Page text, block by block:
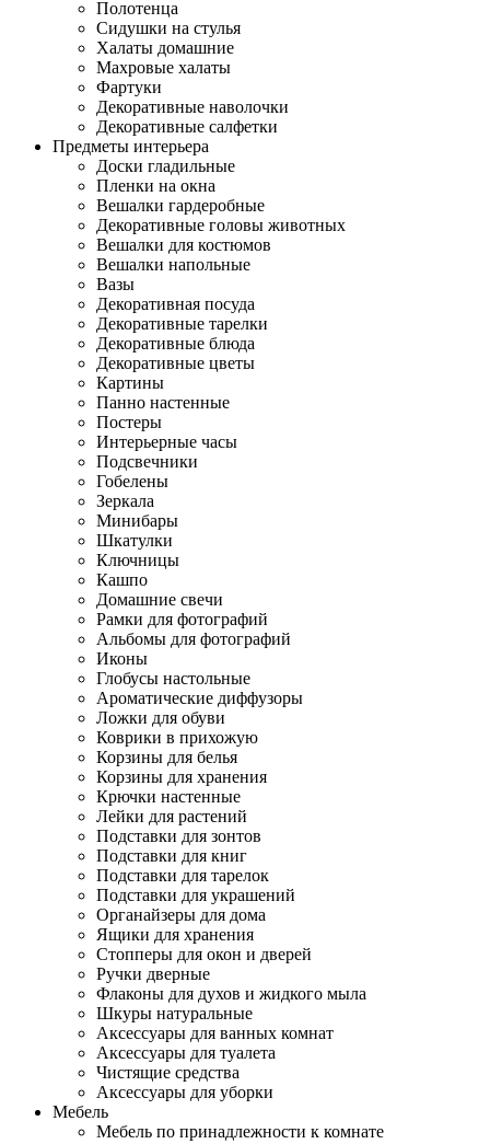
Полотенца
Сидушки на стулья
Халаты домашние
Махровые халаты
Фартуки
Декоративные наволочки
Декоративные салфетки
Предметы интерьера
Доски гладильные
Пленки на окна
Вешалки гардеробные
Декоративные головы животных
Вешалки для костюмов
Вешалки напольные
Вазы
Декоративная посуда
Декоративные тарелки
Декоративные блюда
Декоративные цветы
Картины
Панно настенные
Постеры
Интерьерные часы
Подсвечники
Гобелены
Зеркала
Минибары
Шкатулки
Ключницы
Кашпо
Домашние свечи
Рамки для фотографий
Альбомы для фотографий
Иконы
Глобусы настольные
Ароматические диффузоры
Ложки для обуви
Коврики в прихожую
Корзины для белья
Корзины для хранения
Крючки настенные
Лейки для растений
Подставки для зонтов
Подставки для книг
Подставки для тарелок
Подставки для украшений
Органайзеры для дома
Ящики для хранения
Стопперы для окон и дверей
Ручки дверные
Флаконы для духов и жидкого мыла
Шкуры натуральные
Аксессуары для ванных комнат
Аксессуары для туалета
Чистящие средства
Аксессуары для уборки
Мебель
Мебель по принадлежности к комнате